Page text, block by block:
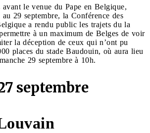
avant le venue du Pape en Belgique,
29 septembre, la Conférence des
a rendu public les trajets du la
à un maximum de Belges de voir
la déception de ceux qui n’ont pu
places du stade Baudouin, où aura lieu
29 septembre à 10h.
septembre